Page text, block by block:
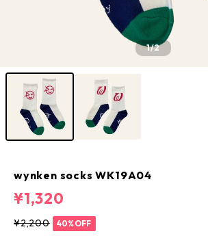
1/2
wynken socks WK19A04
¥1,320
¥2,200 40%OFF